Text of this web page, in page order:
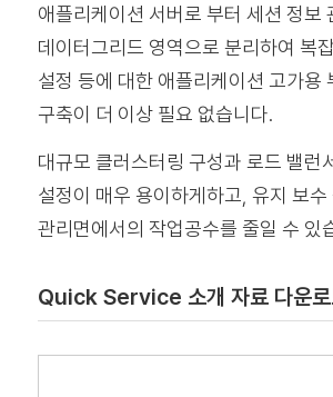
애플리케이션 서버로 부터 세션 정보
데이터그리드 영역으로 분리하여 복
설정 등에 대한 애플리케이션 고가용
구축이 더 이상 필요 없습니다.
대규모 클러스터링 구성과 로드 밸런
설정이 매우 용이하게하고, 유지 보수
관리면에서의 작업공수를 줄일 수 있
Quick Service 소개 자료 다운